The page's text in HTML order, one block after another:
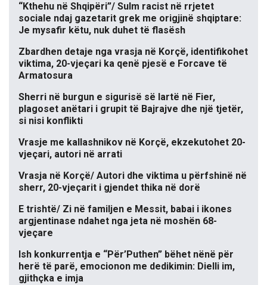
“Kthehu në Shqipëri”/ Sulm racist në rrjetet
sociale ndaj gazetarit grek me origjinë shqiptare:
Je mysafir këtu, nuk duhet të flasësh
Zbardhen detaje nga vrasja në Korçë, identifikohet
viktima, 20-vjeçari ka qenë pjesë e Forcave të
Armatosura
Sherri në burgun e sigurisë së lartë në Fier,
plagoset anëtari i grupit të Bajrajve dhe një tjetër,
si nisi konflikti
Vrasje me kallashnikov në Korçë, ekzekutohet 20-
vjeçari, autori në arrati
Vrasja në Korçë/ Autori dhe viktima u përfshinë në
sherr, 20-vjeçarit i gjendet thika në dorë
E trishtë/ Zi në familjen e Messit, babai i ikones
argjentinase ndahet nga jeta në moshën 68-
vjeçare
Ish konkurrentja e “Për’Puthen” bëhet nënë për
herë të parë, emocionon me dedikimin: Dielli im,
gjithçka e imja